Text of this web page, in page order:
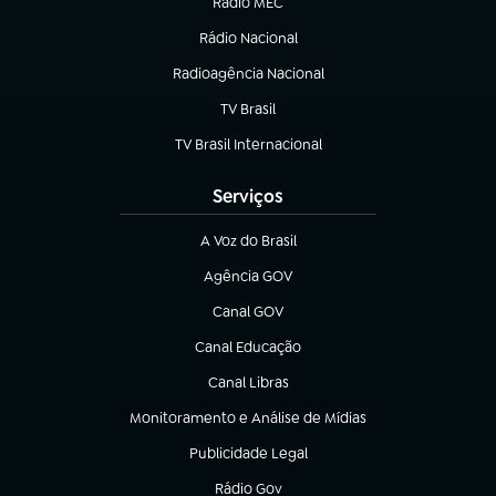
(abre em nova aba)
Rádio Nacional
Radioagência Nacional
(abre em nova aba)
TV Brasil
(abre em nova aba)
TV Brasil Internacional
(abre em nova aba)
Serviços
A Voz do Brasil
(abre em nova aba)
Agência GOV
(abre em nova aba)
Canal GOV
(abre em nova aba)
Canal Educação
(abre em nova aba)
Canal Libras
(abre em nova aba)
Monitoramento e Análise de Mídias
(abre em nova aba)
Publicidade Legal
(abre em nova aba)
Rádio Gov